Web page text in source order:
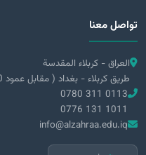
تواصل معنا
العراق - كربلاء المقدسة
طريق كربلاء - بغداد ( مقابل عمود 70)
0780 311 0113
0776 131 1011
info@alzahraa.edu.iq